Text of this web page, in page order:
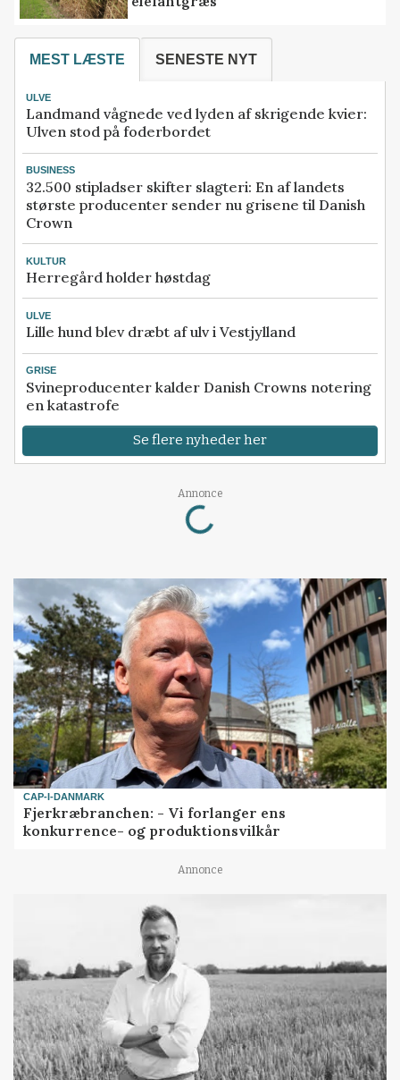
MEST LÆSTE SENESTE NYT
ULVE
Landmand vågnede ved lyden af skrigende kvier:
Ulven stod på foderbordet
BUSINESS
32.500 stipladser skifter slagteri: En af landets
største producenter sender nu grisene til Danish
Crown
KULTUR
Herregård holder høstdag
ULVE
Lille hund blev dræbt af ulv i Vestjylland
GRISE
Svineproducenter kalder Danish Crowns notering
en katastrofe
Se flere nyheder her
Annonce
Loading...
CAP-I-DANMARK
Fjerkræbranchen: - Vi forlanger ens
konkurrence- og produktionsvilkår
Annonce